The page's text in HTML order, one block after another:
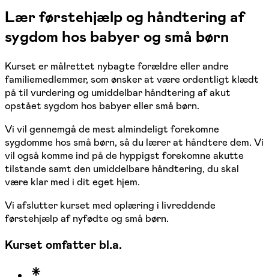
Lær førstehjælp og håndtering af
sygdom hos babyer og små børn
Kurset er målrettet nybagte forældre eller andre
familiemedlemmer, som ønsker at være ordentligt klædt
på til vurdering og umiddelbar håndtering af akut
opstået sygdom hos babyer eller små børn.
Vi vil gennemgå de mest almindeligt forekomne
sygdomme hos små børn, så du lærer at håndtere dem. Vi
vil også komme ind på de hyppigst forekomne akutte
tilstande samt den umiddelbare håndtering, du skal
være klar med i dit eget hjem.
Vi afslutter kurset med oplæring i livreddende
førstehjælp af nyfødte og små børn.
Kurset omfatter bl.a.